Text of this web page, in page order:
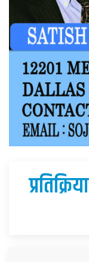
प्रतिक्रिया